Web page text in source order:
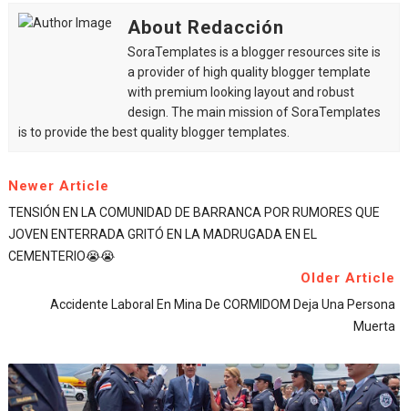
About Redacción
SoraTemplates is a blogger resources site is
a provider of high quality blogger template
with premium looking layout and robust
design. The main mission of SoraTemplates
is to provide the best quality blogger templates.
Newer Article
TENSIÓN EN LA COMUNIDAD DE BARRANCA POR RUMORES QUE
JOVEN ENTERRADA GRITÓ EN LA MADRUGADA EN EL
CEMENTERIO😭😭
Older Article
Accidente Laboral En Mina De CORMIDOM Deja Una Persona
Muerta